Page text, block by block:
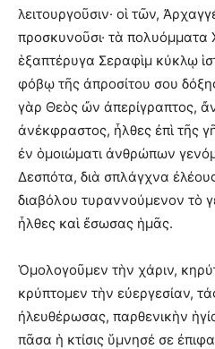
λειτουργοῦσιν· οἱ τῶν,
προσκυνοῦσι· τὰ πολυόμματα
ἑξαπτέρυγα Σεραφὶμ κύκλῳ
φόβῳ τῆς ἀπροσίτου σου
γὰρ Θεὸς ὤν ἀπερίγραπτος,
ἀνέκφραστος, ἦλθες ἐπὶ τῆς
ἐν ὁμοιώματι ἀνθρώπων
Δεσπότα, διὰ σπλάγχνα
διαβόλου τυραννούμενον τὸ
ἦλθες καὶ ἔσωσας ἡμᾶς.
Ὁμολογοῦμεν τὴν χάριν,
κρύπτομεν τὴν εὐεργεσίαν,
ἠλευθέρωσας, παρθενικὴν
πᾶσα ἡ κτίσις ὕμνησέ σε